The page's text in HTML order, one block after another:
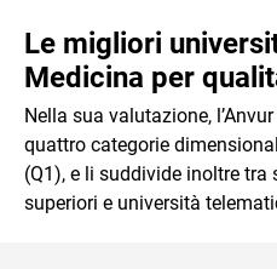
Le migliori
Medicina per
Nella sua valutazione,
quattro categorie
(Q1), e li suddivide inoltre
superiori e università